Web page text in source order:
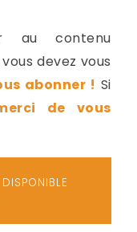
au contenu
devez vous
abonner ! Si
de vous